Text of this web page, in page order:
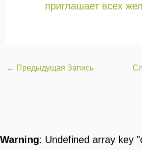
приглашает всех
← Предыдущая Запись
Warning: Undefined array key